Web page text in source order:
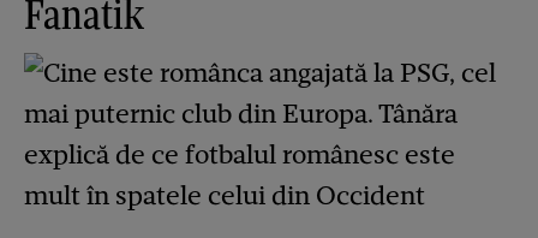
Fanatik